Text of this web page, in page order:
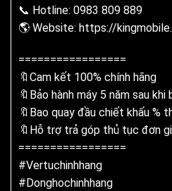
📞 Hotline: 0983 809 889
🌎 Website: https://
=================
🔖Cam kết 100% chính hãng
🔖Bảo hành máy 5 năm sau khi
🔖Bao quay đầu chiết khấu %
🔖Hỗ trợ trả góp thủ tục đơn
=================
#Vertuchinhhang
# Donghochinhhang